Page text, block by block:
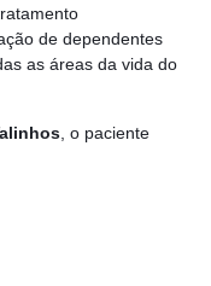
de dependentes
as áreas da vida do
, o paciente